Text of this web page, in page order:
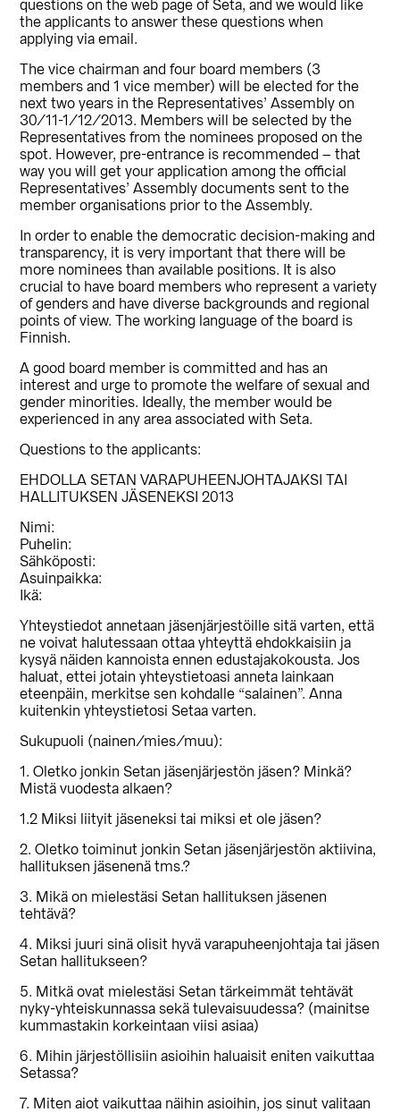
questions on the web page of Seta, and we would like
the applicants to answer these questions when
applying via email.
The vice chairman and four board members (3
members and 1 vice member) will be elected for the
next two years in the Representatives’ Assembly on
30/11-1/12/2013. Members will be selected by the
Representatives from the nominees proposed on the
spot. However, pre-entrance is recommended – that
way you will get your application among the official
Representatives’ Assembly documents sent to the
member organisations prior to the Assembly.
In order to enable the democratic decision-making and
transparency, it is very important that there will be
more nominees than available positions. It is also
crucial to have board members who represent a variety
of genders and have diverse backgrounds and regional
points of view. The working language of the board is
Finnish.
A good board member is committed and has an
interest and urge to promote the welfare of sexual and
gender minorities. Ideally, the member would be
experienced in any area associated with Seta.
Questions to the applicants:
EHDOLLA SETAN VARAPUHEENJOHTAJAKSI TAI
HALLITUKSEN JÄSENEKSI 2013
Nimi:
Puhelin:
Sähköposti:
Asuinpaikka:
Ikä:
Yhteystiedot annetaan jäsenjärjestöille sitä varten, että
ne voivat halutessaan ottaa yhteyttä ehdokkaisiin ja
kysyä näiden kannoista ennen edustajakokousta. Jos
haluat, ettei jotain yhteystietoasi anneta lainkaan
eteenpäin, merkitse sen kohdalle “salainen”. Anna
kuitenkin yhteystietosi Setaa varten.
Sukupuoli (nainen/mies/muu):
1. Oletko jonkin Setan jäsenjärjestön jäsen? Minkä?
Mistä vuodesta alkaen?
1.2 Miksi liityit jäseneksi tai miksi et ole jäsen?
2. Oletko toiminut jonkin Setan jäsenjärjestön aktiivina,
hallituksen jäsenenä tms.?
3. Mikä on mielestäsi Setan hallituksen jäsenen
tehtävä?
4. Miksi juuri sinä olisit hyvä varapuheenjohtaja tai jäsen
Setan hallitukseen?
5. Mitkä ovat mielestäsi Setan tärkeimmät tehtävät
nyky-yhteiskunnassa sekä tulevaisuudessa? (mainitse
kummastakin korkeintaan viisi asiaa)
6. Mihin järjestöllisiin asioihin haluaisit eniten vaikuttaa
Setassa?
7. Miten aiot vaikuttaa näihin asioihin, jos sinut valitaan